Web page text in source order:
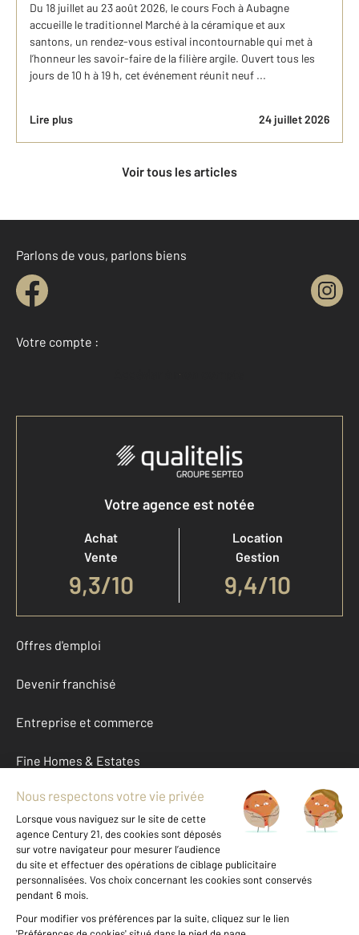
Du 18 juillet au 23 août 2026, le cours Foch à Aubagne
accueille le traditionnel Marché à la céramique et aux
santons, un rendez-vous estival incontournable qui met à
l’honneur les savoir-faire de la filière argile. Ouvert tous les
jours de 10 h à 19 h, cet événement réunit neuf ...
Lire plus 24 juillet 2026
Voir tous les articles
Parlons de vous, parlons biens
Votre compte :
Accéder à mon compte
Votre agence est notée
Achat
Vente
9,3/10
Location
Gestion
9,4/10
Offres d'emploi
Devenir franchisé
Entreprise et commerce
Fine Homes & Estates
À propos
International
Nous contacter